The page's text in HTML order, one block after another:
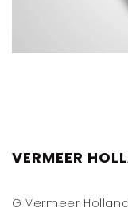
VERMEER
G Vermeer